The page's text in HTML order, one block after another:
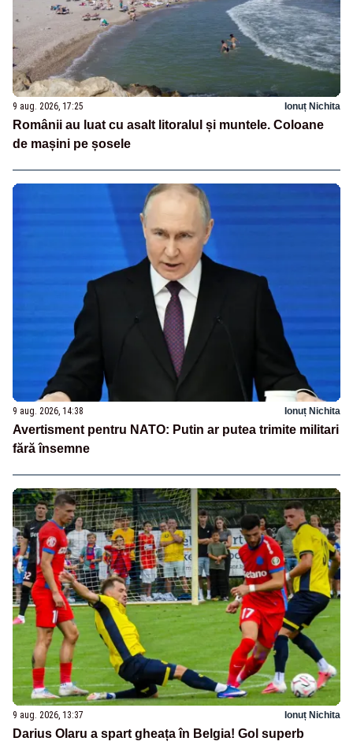
9 aug. 2026, 17:25 Ionuț Nichita
Românii au luat cu asalt litoralul și muntele. Coloane
de mașini pe șosele
9 aug. 2026, 14:38 Ionuț Nichita
Avertisment pentru NATO: Putin ar putea trimite militari
fără însemne
9 aug. 2026, 13:37 Ionuț Nichita
Darius Olaru a spart gheața în Belgia! Gol superb